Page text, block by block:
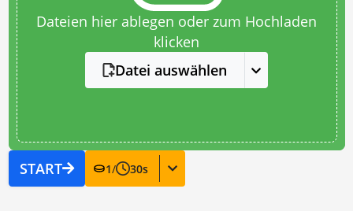
Dateien hier ablegen oder zum Hochladen
klicken
Datei auswählen
START 1/ 30s